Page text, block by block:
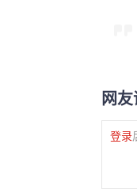
网
登录